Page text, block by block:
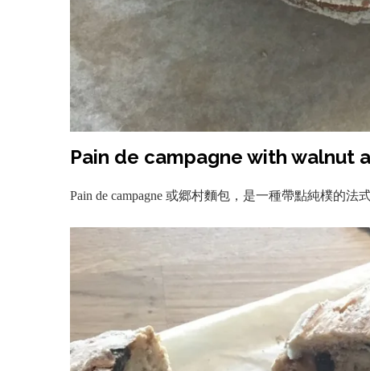
Pain de campagne with walnut
Pain de campagne 或郷村麵包，是一種帶點純樸的法